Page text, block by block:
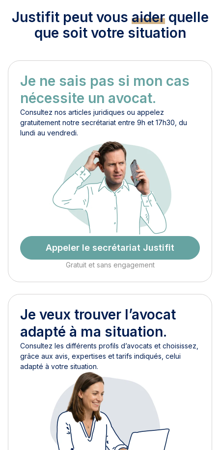
Justifit peut vous aiderquelle
que soit votre situation
Je ne sais pas si mon cas
nécessite un avocat.
Consultez nos articles juridiques ou appelez
gratuitement notre secrétariat entre 9h et 17h30, du
lundi au vendredi.
Appeler le secrétariat Justifit
Gratuit et sans engagement
Je veux trouver l’avocat
adapté à ma situation.
Consultez les différents profils d’avocats et choisissez,
grâce aux avis, expertises et tarifs indiqués, celui
adapté à votre situation.